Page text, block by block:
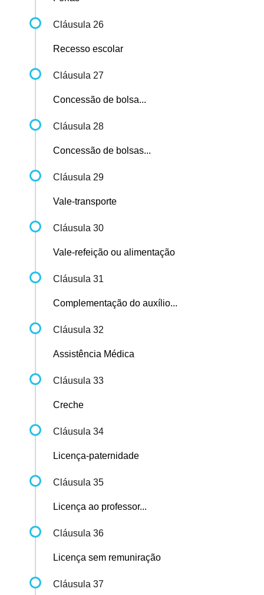
Cláusula 26
Recesso escolar
Cláusula 27
Concessão de bolsa...
Cláusula 28
Concessão de bolsas...
Cláusula 29
Vale-transporte
Cláusula 30
Vale-refeição ou alimentação
Cláusula 31
Complementação do auxílio...
Cláusula 32
Assistência Médica
Cláusula 33
Creche
Cláusula 34
Licença-paternidade
Cláusula 35
Licença ao professor...
Cláusula 36
Licença sem remuniração
Cláusula 37